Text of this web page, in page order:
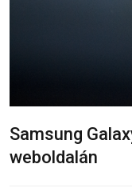
Samsung
weboldalán